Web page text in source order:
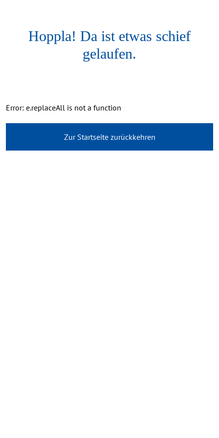
Hoppla! Da ist etwas schief
gelaufen.
Error: e.replaceAll is not a function
Zur Startseite zurückkehren